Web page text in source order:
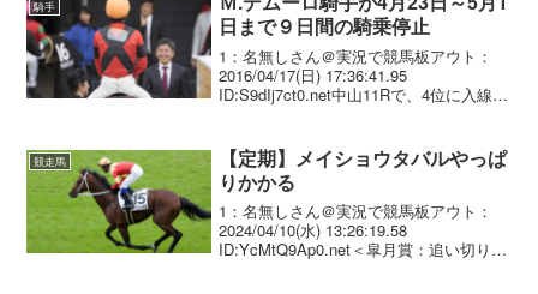
騎手
日まで９日間の騎乗停止
1：名無しさん＠実況で競馬板アウト：
2016/04/17(日) 17:36:41.95
ID:S9dIj7ct0.net中山11Rで、4位に入線し
ことに関し、20...
競走馬
【定期】メイショウタバルやっぱ
りかかる
1：名無しさん＠実況で競馬板アウト：
2024/04/10(水) 13:26:19.58
ID:YcMtQ9Ap0.net＜皐月賞：追い切り＞